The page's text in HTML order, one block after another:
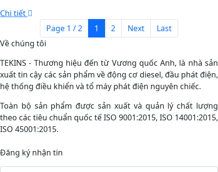
Chi tiết
Page 1 / 2
1 2 Next
Last
Về chúng tôi
TEKINS - Thương hiệu đến từ Vương quốc Anh, là nhà sản
xuất tin cậy các sản phẩm về động cơ diesel, đầu phát điện,
hệ thống điều khiển và tổ máy phát điện nguyên chiếc.
Toàn bộ sản phẩm được sản xuất và quản lý chất lượng
theo các tiêu chuẩn quốc tế ISO 9001:2015, ISO 14001:2015,
ISO 45001:2015.
Đăng ký nhận tin